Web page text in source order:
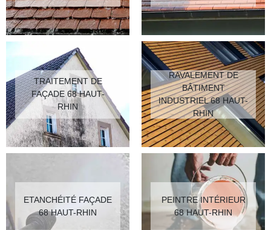
TRAITEMENT DE
FAÇADE 68 HAUT-
RHIN
RAVALEMENT DE
BÂTIMENT
INDUSTRIEL 68 HAUT-
RHIN
ETANCHÉITÉ FAÇADE
68 HAUT-RHIN
PEINTRE INTÉRIEUR
68 HAUT-RHIN